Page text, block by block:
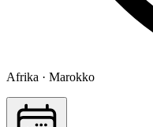
Afrika · Marokko